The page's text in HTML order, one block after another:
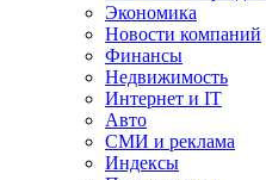
Экономика
Новости компаний
Финансы
Недвижимость
Интернет и IT
Авто
СМИ и реклама
Индексы